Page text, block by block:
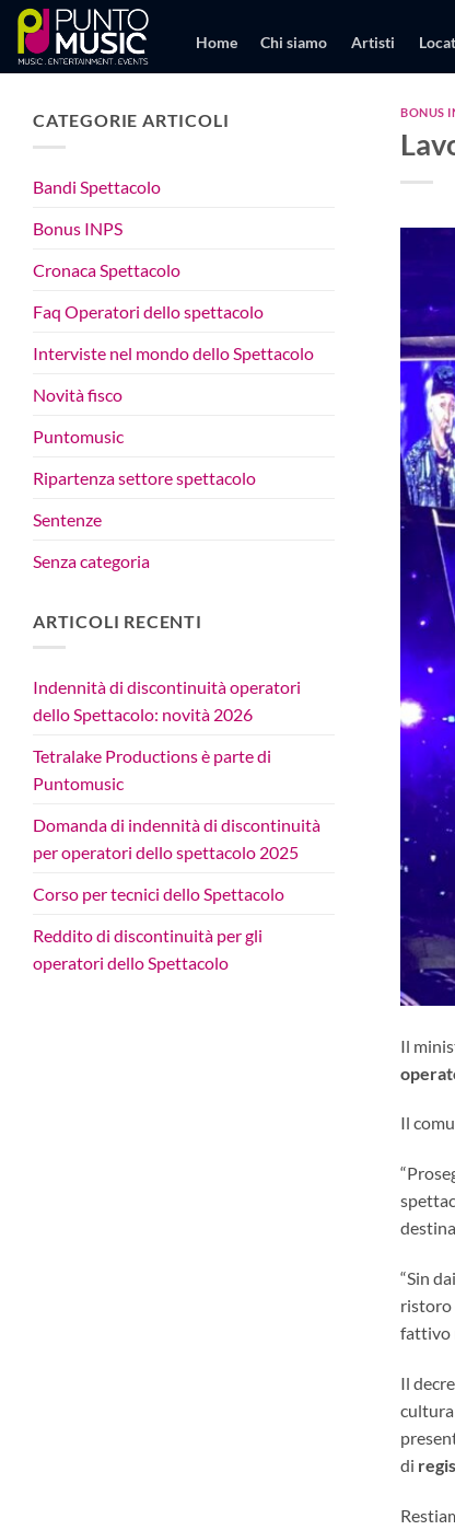
Salta
contenuti
Home Chi siamo Artisti
CATEGORIE ARTICOLI
Bandi Spettacolo
Bonus INPS
Cronaca Spettacolo
Faq Operatori dello spettacolo
Interviste nel mondo dello Spettacolo
Novità fisco
Puntomusic
Ripartenza settore spettacolo
Sentenze
Senza categoria
ARTICOLI RECENTI
Indennità di discontinuità operatori
dello Spettacolo: novità 2026
Tetralake Productions è parte di
Puntomusic
Domanda di indennità di discontinuità
per operatori dello spettacolo 2025
Corso per tecnici dello Spettacolo
Reddito di discontinuità per gli
operatori dello Spettacolo
BONUS
Il
Il
“Sin
ristoro
fattivo
Il
cultura
di